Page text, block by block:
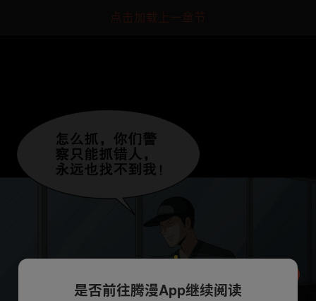
点击加载上一章节
是否前往腾漫App继续阅读